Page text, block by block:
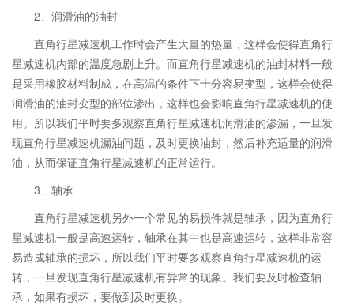
2、润滑油的油封
直角行星减速机工作时会产生大量的热量，这样会使得直角行
星减速机内部的温度急剧上升。而直角行星减速机的油封材料一般
是采用橡胶材料制成，在高温的条件下十分容易变型，这样会使得
润滑油的油封变型的部位渗出，这样也会影响直角行星减速机的使
用。所以我们平时要多观察直角行星减速机润滑油的渗漏，一旦发
现直角行星减速机漏油问题，及时更换油封，然后补充适量的润滑
油，从而保证直角行星减速机的正常运行。
3、轴承
直角行星减速机另外一个常见的易损件就是轴承，因为直角行
星减速机一般是高速运转，轴承在其中也是高速运转，这样非常容
易造成轴承的损坏，所以我们平时要多观察直角行星减速机的运
转，一旦发现直角行星减速机有异常的现象。我们要及时检查轴
承，如果有损坏，要做到及时更换。